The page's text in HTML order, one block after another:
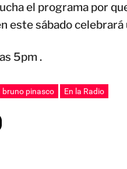
el programa por
este sábado celebrará
5pm .
bruno pinasco En la Radio